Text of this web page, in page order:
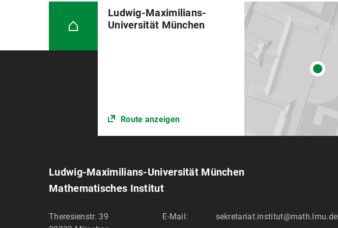
Ludwig-Maximilians-
Universität München
Route anzeigen
Ludwig-Maximilians-Universität München
Mathematisches Institut
Theresienstr. 39
E-Mail: sekretariat.institut@math.lmu.de